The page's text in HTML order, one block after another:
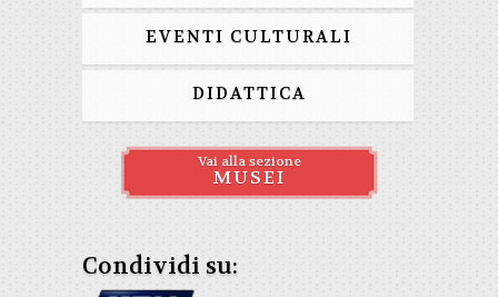
EVENTI CULTURALI
DIDATTICA
Vai alla sezione
MUSEI
Condividi su: